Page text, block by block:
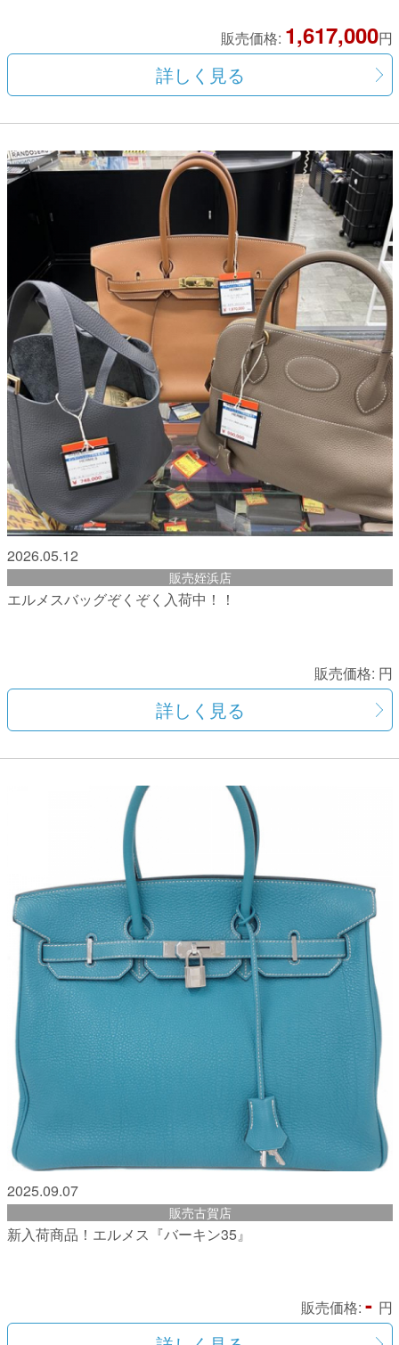
販売価格: 1,617,000円
詳しく見る
2026.05.12
販売姪浜店
エルメスバッグぞくぞく入荷中！！
販売価格: 円
詳しく見る
2025.09.07
販売古賀店
新入荷商品！エルメス『バーキン35』
販売価格: - 円